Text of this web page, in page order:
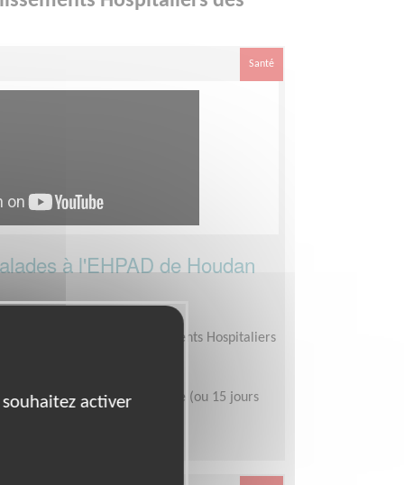
Santé
à l'EHPAD de Houdan
Malades dans les Etablissements Hospitaliers
de 2/3 heures par semaine (ou 15 jours
activer